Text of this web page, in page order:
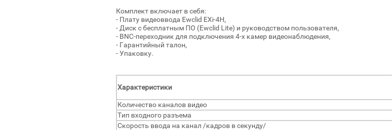
Комплект включает в себя:
- Плату видеоввода Ewclid EXi-4H,
- Диск с бесплатным ПО (Ewclid Lite) и руководством пользователя,
- BNC-переходник для подключения 4-х камер видеонаблюдения,
- Гарантийный талон,
- Упаковку.
Характеристики
Количество каналов видео
Тип входного разъема
Скорость ввода на канал /кадров в секунду/